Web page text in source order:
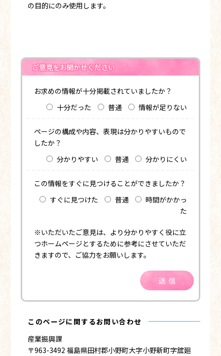
の目的にのみ使用します。
ご意見をお聞かせください
お求めの情報が十分掲載されていましたか？
十分だった
普通 情報が足りない
ページの構成や内容、表現は分かりやすいもので
したか？
分かりやすい
普通 分かりにくい
この情報をすぐに見つけることができましたか？
すぐに見つけた
普通
時間がかかっ
た
※いただいたご意見は、より分かりやすく役に立
つホームページとするために参考にさせていただ
きますので、ご協力をお願いします。
送信
このページに関するお問い合わせ
産業振興課
〒963-3492 福島県田村郡小野町大字小野新町字舘廻